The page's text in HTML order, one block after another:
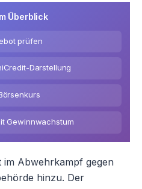
Überblick
prüfen
Darstellung
Gewinnwachstum
im Abwehrkampf gegen
hinzu. Der